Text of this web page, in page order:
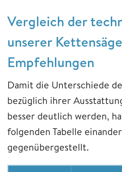
Vergleich der
unserer
Empfehlungen
Damit die Unterschiede
bezüglich ihrer
besser deutlich werden,
folgenden Tabelle
gegenübergestellt.